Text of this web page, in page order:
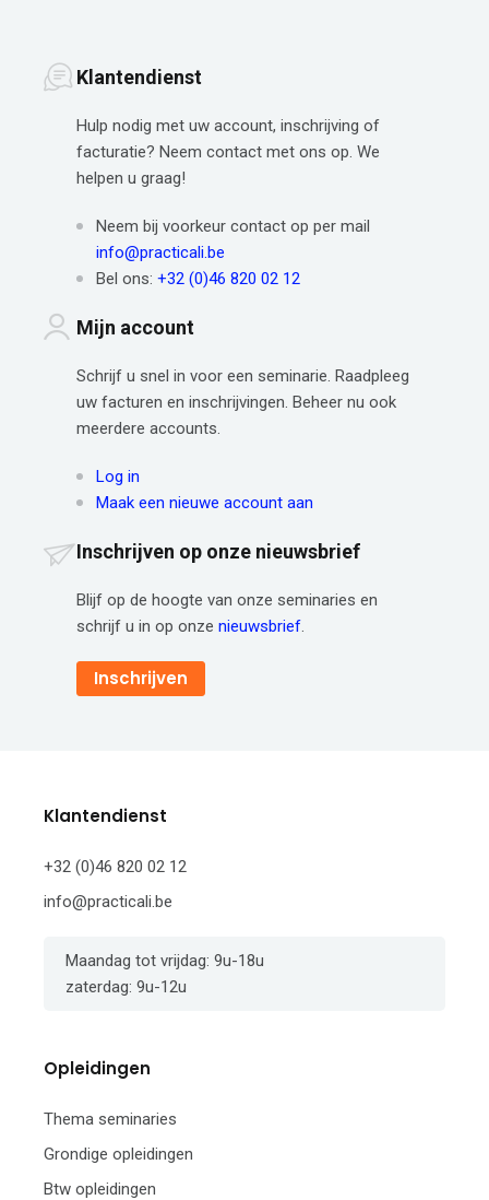
Klantendienst
Hulp nodig met uw account, inschrijving of
facturatie? Neem contact met ons op. We
helpen u graag!
Neem bij voorkeur contact op per mail
info@practicali.be
Bel ons: +32 (0)46 820 02 12
Mijn account
Schrijf u snel in voor een seminarie. Raadpleeg
uw facturen en inschrijvingen. Beheer nu ook
meerdere accounts.
Log in
Maak een nieuwe account aan
Inschrijven op onze nieuwsbrief
Blijf op de hoogte van onze seminaries en
schrijf u in op onze nieuwsbrief
Inschrijven
Opleidingen
Thema seminaries
Grondige opleidingen
Btw opleidingen
Klantendienst
+32 (0)46 820 02 12
info@practicali.be
Maandag tot vrijdag: 9u-18u
zaterdag: 9u-12u